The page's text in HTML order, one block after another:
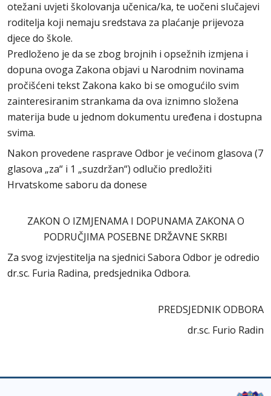
otežani uvjeti školovanja učenica/ka, te uočeni slučajevi
roditelja koji nemaju sredstava za plaćanje prijevoza
djece do škole.
Predloženo je da se zbog brojnih i opsežnih izmjena i
dopuna ovoga Zakona objavi u Narodnim novinama
pročišćeni tekst Zakona kako bi se omogućilo svim
zainteresiranim strankama da ova iznimno složena
materija bude u jednom dokumentu uređena i dostupna
svima.
Nakon provedene rasprave Odbor je većinom glasova (7
glasova „za“ i 1 „suzdržan“) odlučio predložiti
Hrvatskome saboru da donese
ZAKON O IZMJENAMA I DOPUNAMA ZAKONA O
PODRUČJIMA POSEBNE DRŽAVNE SKRBI
Za svog izvjestitelja na sjednici Sabora Odbor je odredio
dr.sc. Furia Radina, predsjednika Odbora.
PREDSJEDNIK ODBORA
dr.sc. Furio Radin